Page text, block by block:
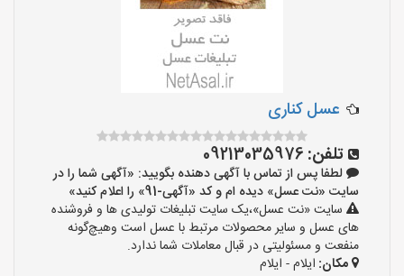
عسل کناری
تلفن: 09213035976
لطفا پس از تماس با آگهی دهنده بگویید: «آگهی شما را در
سایت «نت عسل» دیده ام و کد «آگهی-91» را اعلام کنید»
سایت «نت عسل»،یک سایت تبلیغات تولیدی ها و فروشنده
های عسل و سایر محصولات مرتبط با عسل است وهیچ‌گونه
منفعت و مسئولیتی در قبال معاملات شما ندارد.
مکان: ایلام - ایلام